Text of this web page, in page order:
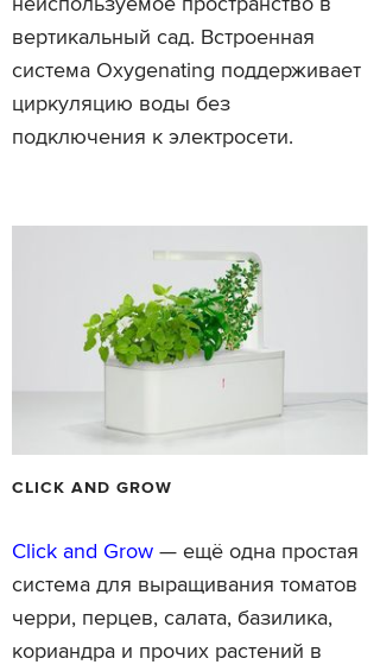
вертикальный сад. Встроенная
система Oxygenating поддерживает
циркуляцию воды без
подключения к электросети.
CLICK AND GROW
Click and Grow — ещё одна простая
система для выращивания томатов
черри, перцев, салата, базилика,
кориандра и прочих растений в